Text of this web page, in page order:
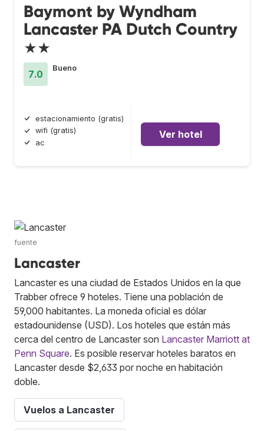
Baymont by Wyndham
Lancaster PA Dutch Country
★★
7.0
Bueno
estacionamiento (gratis)
wifi (gratis)
ac
Ver hotel
fuente
Lancaster
Lancaster es una ciudad de Estados Unidos en la que
Trabber ofrece 9 hoteles. Tiene una población de
59,000 habitantes. La moneda oficial es dólar
estadounidense (USD). Los hoteles que están más
cerca del centro de Lancaster son Lancaster Marriott at
Penn Square. Es posible reservar hoteles baratos en
Lancaster desde $2,633 por noche en habitación
doble.
Vuelos a Lancaster